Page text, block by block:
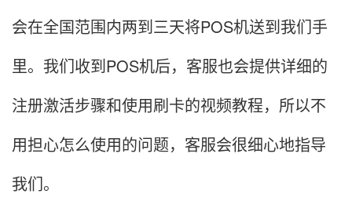
会在全国范围内两到三天将POS机送到我们手
里。我们收到POS机后，客服也会提供详细的
注册激活步骤和使用刷卡的视频教程，所以不
用担心怎么使用的问题，客服会很细心地指导
我们。